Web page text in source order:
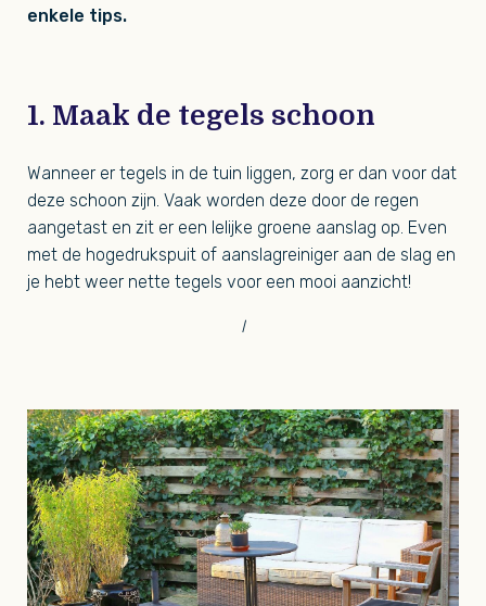
enkele tips.
1. Maak de tegels schoon
Wanneer er tegels in de tuin liggen, zorg er dan voor dat
deze schoon zijn. Vaak worden deze door de regen
aangetast en zit er een lelijke groene aanslag op. Even
met de hogedrukspuit of aanslagreiniger aan de slag en
je hebt weer nette tegels voor een mooi aanzicht!
l